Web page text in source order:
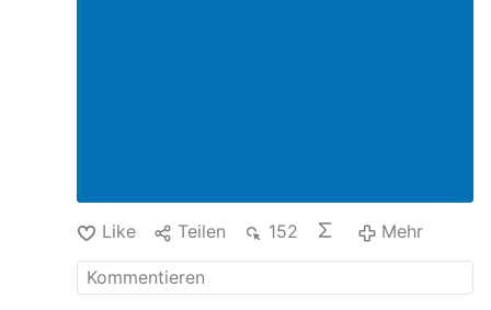
Like Teilen 152 Mehr